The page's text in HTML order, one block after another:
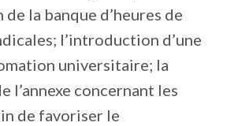
de la banque d’heures de
l’introduction d’une
universitaire; la
l’annexe concernant les
de favoriser le